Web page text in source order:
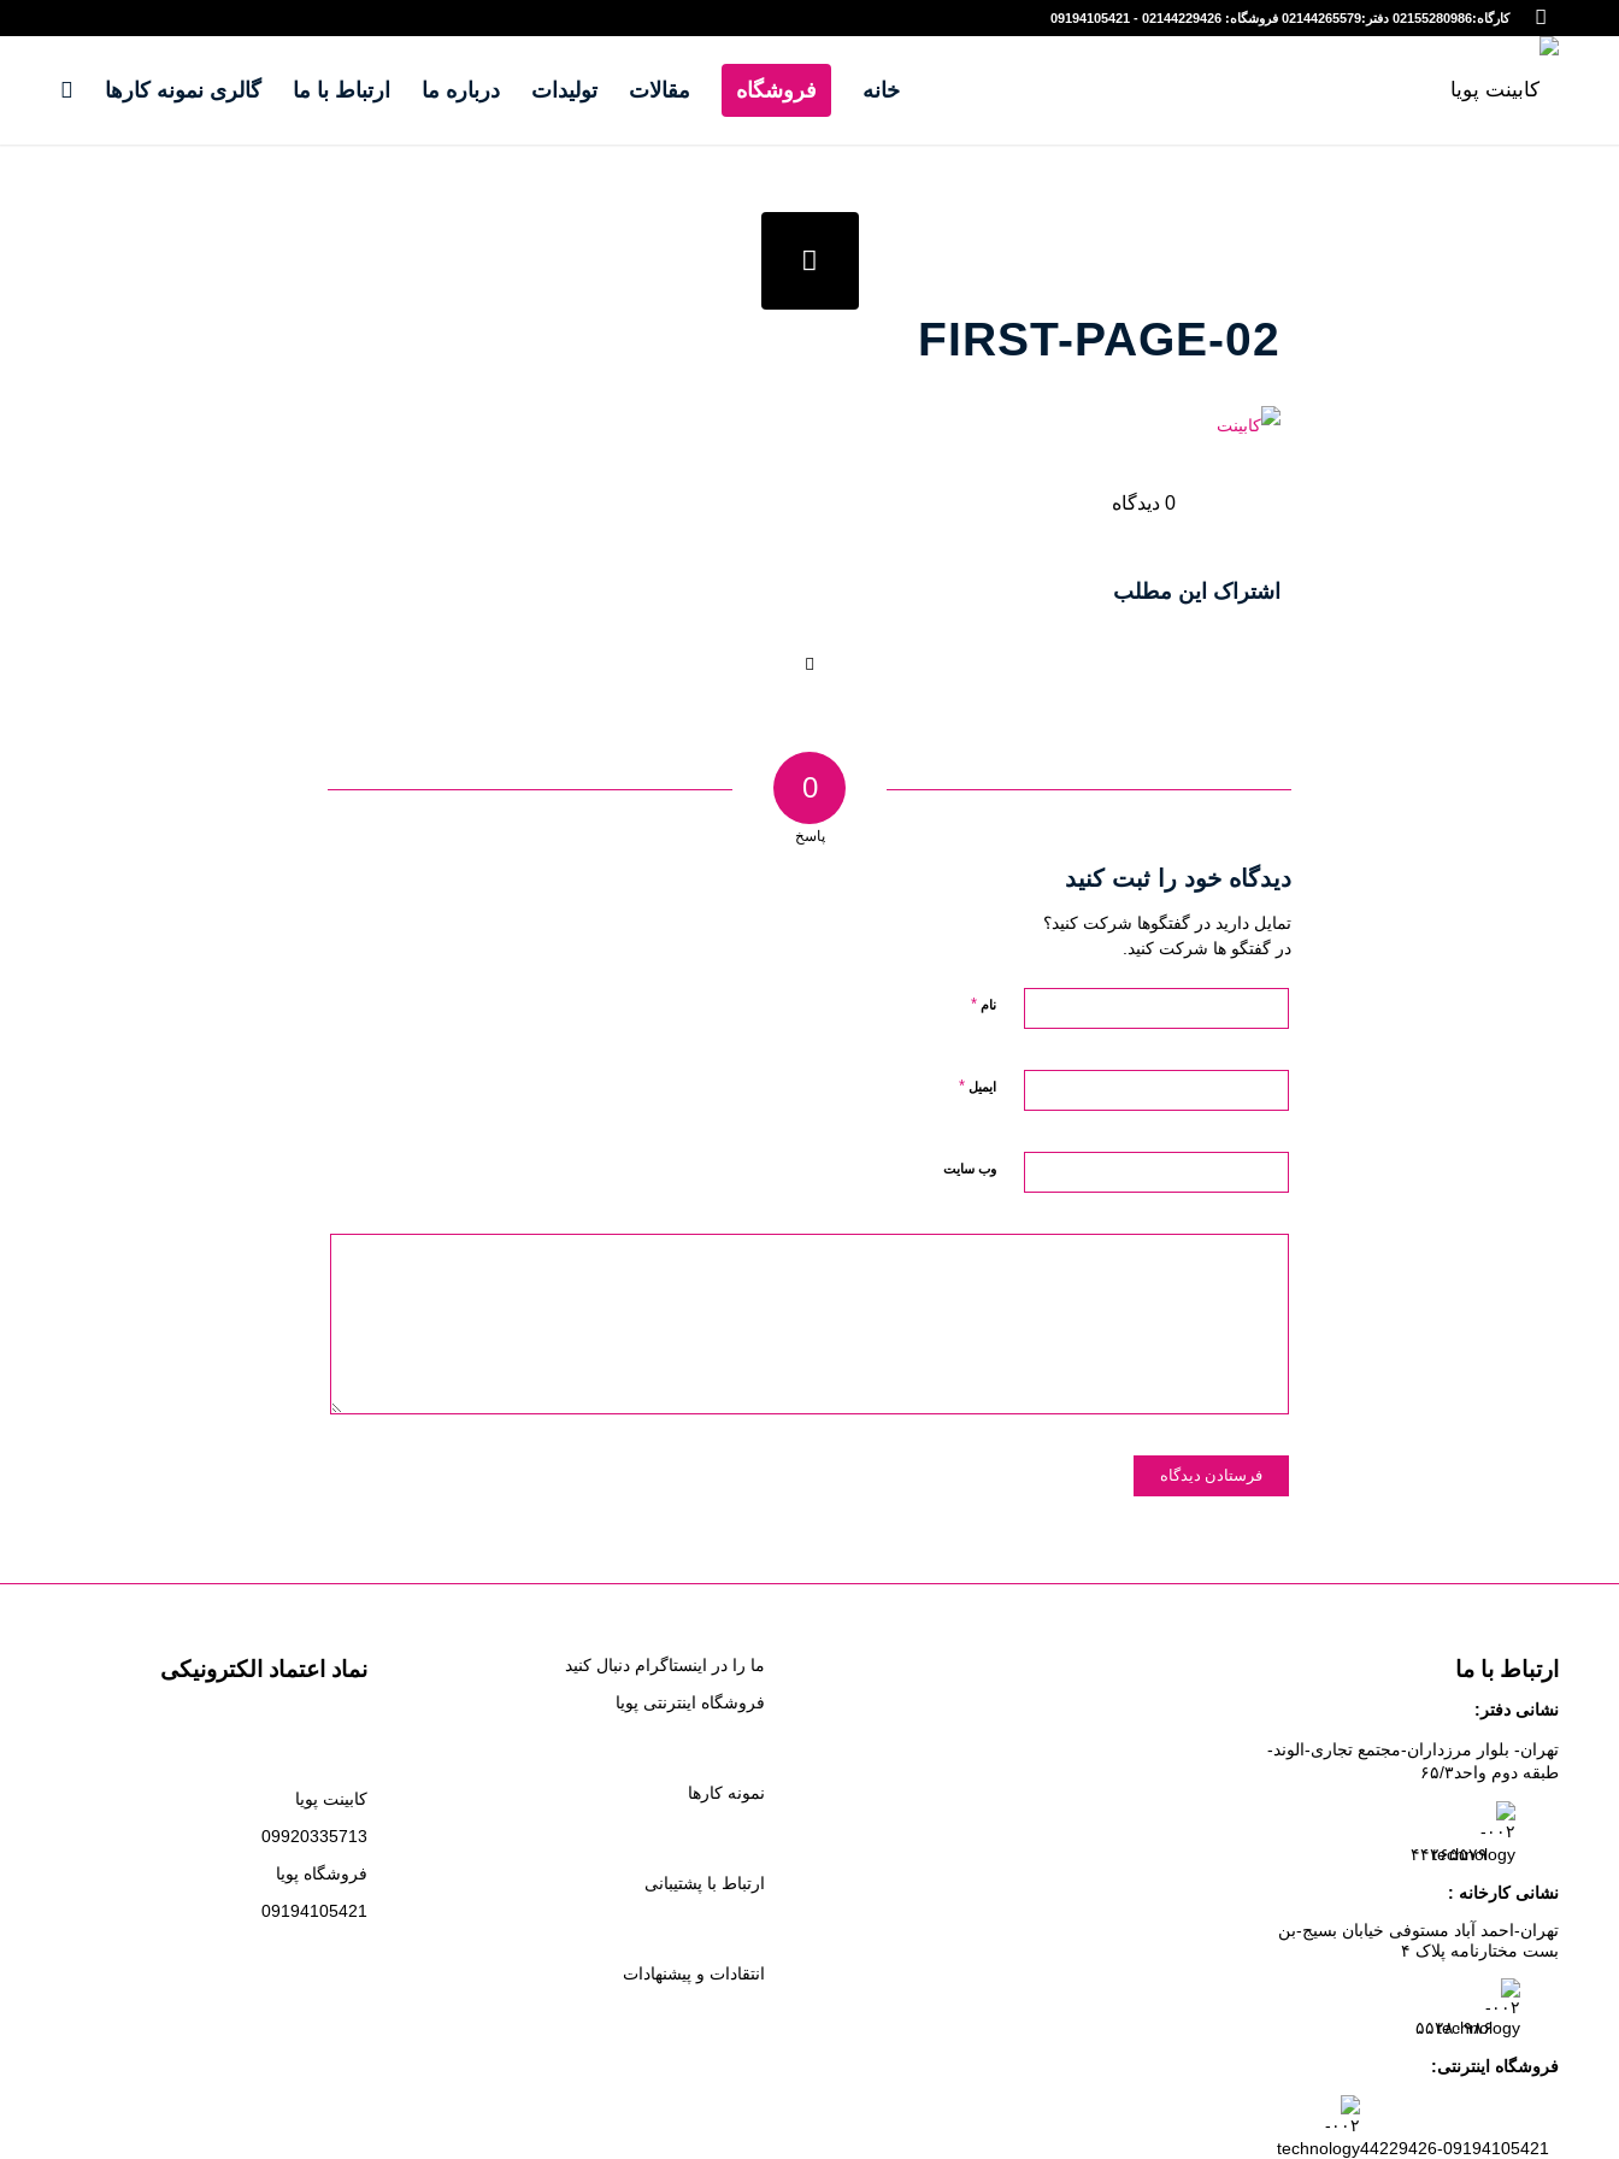
کارگاه:02155280986 دفتر:02144265579 فروشگاه: 02144229426 - 09194105421
خانه فروشگاه مقالات تولیدات درباره ما ارتباط با ما گالری نمونه کارها
FIRST-PAGE-02
0 دیدگاه
اشتراک این مطلب
0
پاسخ
دیدگاه خود را ثبت کنید
تمایل دارید در گفتگوها شرکت کنید؟
در گفتگو ها شرکت کنید.
نام *
ایمیل *
وب‌ سایت
ارتباط با ما
نشانی دفتر:
تهران- بلوار مرزداران-مجتمع تجاری-الوند-
طبقه دوم واحد۶ ۵/۳
۴۴ ۲۶۵۵۷۹
نشانی کارخانه :
تهران-احمد آباد مستوفی خیابان بسیج-بن
بست مختارنامه پلاک ۴
۵۵۲۸۰۹۸۶
فروشگاه اینترنتی:
44229426-09194105421
ما را در اینستاگرام دنبال کنید
فروشگاه اینترنتی پویا
نمونه کارها
ارتباط با پشتیبانی
انتقادات و پیشنهادات
نماد اعتماد الکترونیکی
کابینت پویا
09920335713
فروشگاه پویا
09194105421